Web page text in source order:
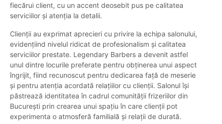
fiecărui client, cu un accent deosebit pus pe calitatea
serviciilor și atenția la detalii.
Clienții au exprimat aprecieri cu privire la echipa salonului,
evidențiind nivelul ridicat de profesionalism și calitatea
serviciilor prestate. Legendary Barbers a devenit astfel
unul dintre locurile preferate pentru obținerea unui aspect
îngrijit, fiind recunoscut pentru dedicarea față de meserie
și pentru atenția acordată relațiilor cu clienții. Salonul își
păstrează identitatea în cadrul comunității frizeriilor din
București prin crearea unui spațiu în care clienții pot
experimenta o atmosferă familială și relații de durată.